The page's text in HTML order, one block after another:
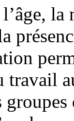
travail